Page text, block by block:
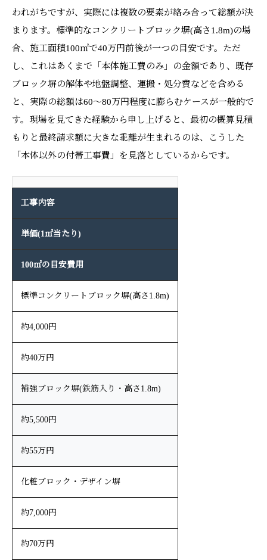
われがちですが、実際には複数の要素が絡み合って総額が決
まります。標準的なコンクリートブロック塀(高さ1.8m)の場
合、施工面積100㎡で40万円前後が一つの目安です。ただ
し、これはあくまで「本体施工費のみ」の金額であり、既存
ブロック塀の解体や地盤調整、運搬・処分費などを含める
と、実際の総額は60〜80万円程度に膨らむケースが一般的で
す。現場を見てきた経験から申し上げると、最初の概算見積
もりと最終請求額に大きな乖離が生まれるのは、こうした
「本体以外の付帯工事費」を見落としているからです。
工事内容
単価(1㎡当たり)
100㎡の目安費用
標準コンクリートブロック塀(高さ1.8m)
約4,000円
約40万円
補強ブロック塀(鉄筋入り・高さ1.8m)
約5,500円
約55万円
化粧ブロック・デザイン塀
約7,000円
約70万円